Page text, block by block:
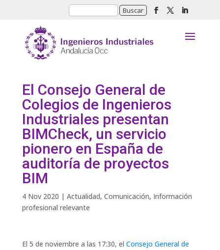
El Consejo General de
Colegios de Ingenieros
Industriales presentan
BIMCheck, un servicio
pionero en España de
auditoría de proyectos
BIM
4 Nov 2020 | Actualidad, Comunicación, Información
profesional relevante
El 5 de noviembre a las 17:30, el Consejo General de